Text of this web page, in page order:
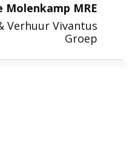
Molenkamp MRE
Verhuur Vivantus
Groep